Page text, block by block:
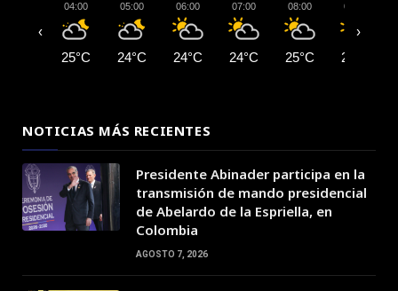
04:00
25°C
05:00
24°C
06:00
24°C
07:00
24°C
08:00
25°C
09:00
27°C
‹ ›
NOTICIAS MÁS RECIENTES
Presidente Abinader participa en la
transmisión de mando presidencial
de Abelardo de la Espriella, en
Colombia
AGOSTO 7, 2026